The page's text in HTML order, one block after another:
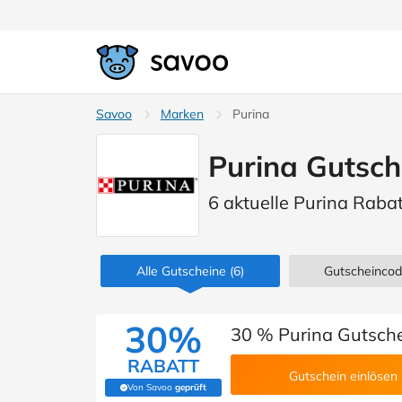
Savoo Marken Purina
Purina
6 aktuelle Purina
Alle Gutscheine (6)
30%
RABATT
Von Savoo geprüft
(Von Savoo geprüft)
30 % Purina
Gutschein einlösen